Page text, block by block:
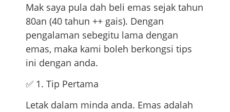
Mak saya pula dah beli emas sejak tahun
80an (40 tahun ++ gais). Dengan
pengalaman sebegitu lama dengan
emas, maka kami boleh berkongsi tips
ini dengan anda.
✅ 1. Tip Pertama
Letak dalam minda anda. Emas adalah